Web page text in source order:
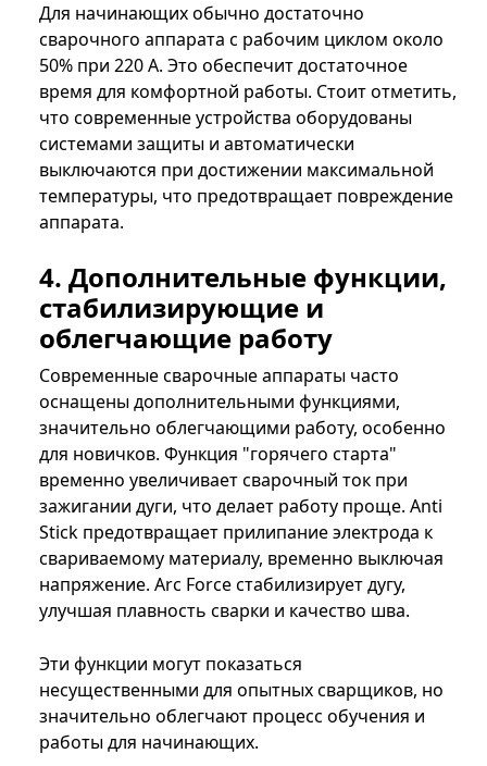
Для начинающих обычно достаточно
сварочного аппарата с рабочим циклом около
50% при 220 А. Это обеспечит достаточное
время для комфортной работы. Стоит отметить,
что современные устройства оборудованы
системами защиты и автоматически
выключаются при достижении максимальной
температуры, что предотвращает повреждение
аппарата.
4. Дополнительные функции,
стабилизирующие и
облегчающие работу
Современные сварочные аппараты часто
оснащены дополнительными функциями,
значительно облегчающими работу, особенно
для новичков. Функция "горячего старта"
временно увеличивает сварочный ток при
зажигании дуги, что делает работу проще. Anti
Stick предотвращает прилипание электрода к
свариваемому материалу, временно выключая
напряжение. Arc Force стабилизирует дугу,
улучшая плавность сварки и качество шва.
Эти функции могут показаться
несущественными для опытных сварщиков, но
значительно облегчают процесс обучения и
работы для начинающих.